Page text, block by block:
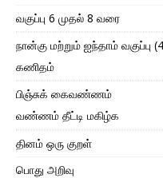
வகுப்பு 6 முதல் 8 வரை
நான்கு மற்றும் ஐந்தாம்
கணிதம்
பிஞ்சுக் கைவண்ணம்
வண்ணம் தீட்டி மகிழ்க
தினம் ஒரு குறள்
பொது அறிவு